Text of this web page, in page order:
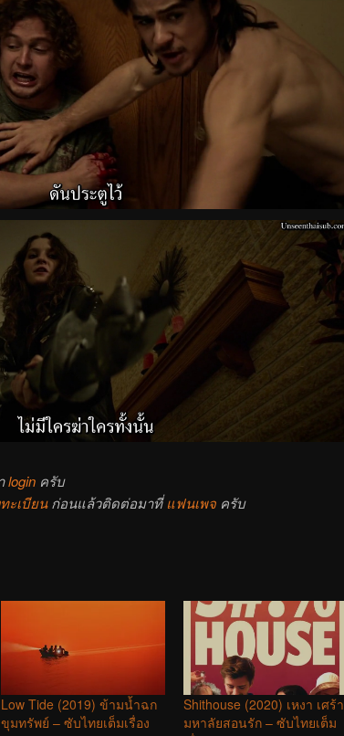
login ครับ
ะเบียนก่อนแล้วติดต่อมาที่แฟนเพจ ครับ
Low Tide (2019) ข้ามน้ำฉก
ขุมทรัพย์ – ซับไทยเต็มเรื่อง
Shithouse (2020) เหงา เศร้า
มหาลัยสอนรัก – ซับไทยเต็ม